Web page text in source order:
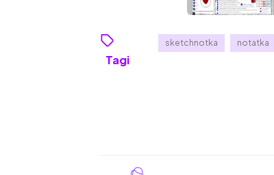
Tagi
sketchnotka notatka